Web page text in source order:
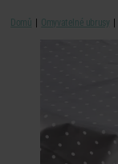
Domů Omyvatelné ubrusy